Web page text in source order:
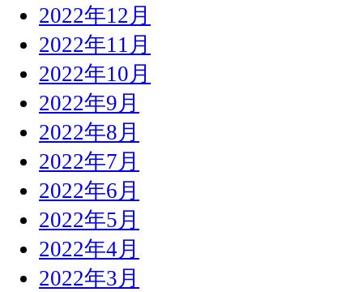
2022年12月
2022年11月
2022年10月
2022年9月
2022年8月
2022年7月
2022年6月
2022年5月
2022年4月
2022年3月